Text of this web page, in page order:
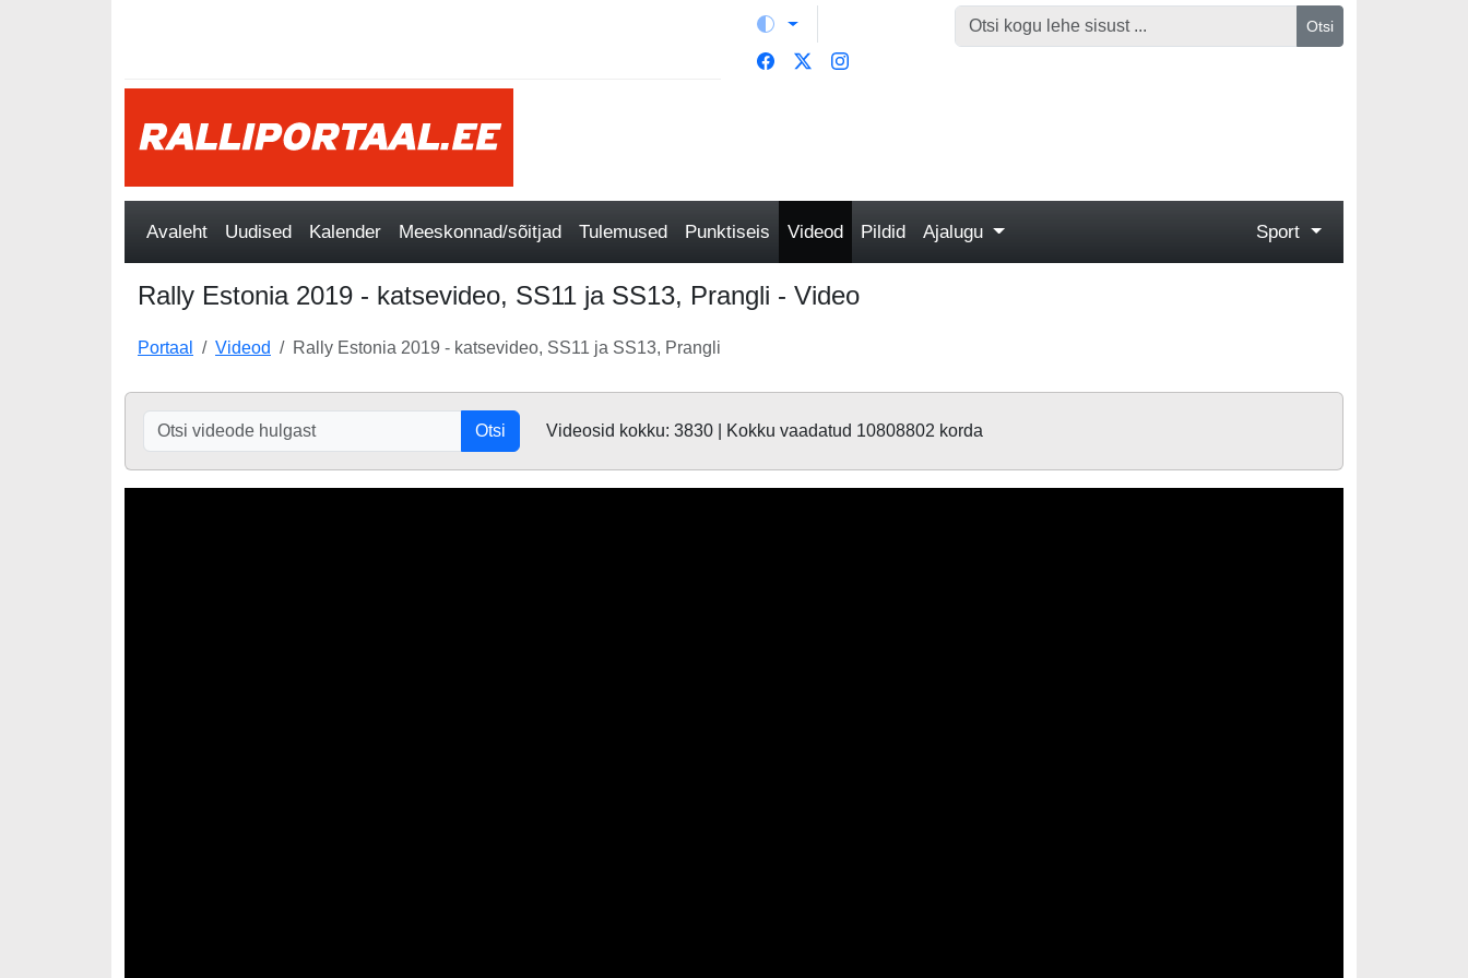
Otsi
Avaleht Uudised Kalender Meeskonnad/sõitjad Tulemused Punktiseis Videod Pildid Ajalugu Sport
Rally Estonia 2019 - katsevideo, SS11 ja SS13, Prangli - Video
Portaal Videod Rally Estonia 2019 - katsevideo, SS11 ja SS13, Prangli
Otsi Videosid kokku: 3830 | Kokku vaadatud 10808802 korda